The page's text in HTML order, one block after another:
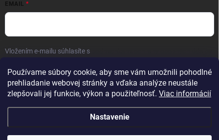
Používame súbory cookie, aby sme vám umožnili pohodlné
prehliadanie webovej stránky a vďaka analýze neustále
zlepšovali jej funkcie, výkon a použiteľnosť. Viac informácií
Nastavenie
EMAIL
Vložením e-mailu súhlasíte s
Prihlásiť sa